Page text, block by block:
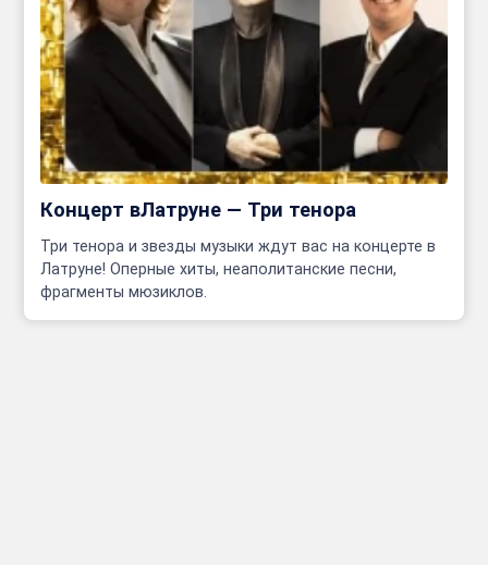
Концерт вЛатруне — Три тенора
Три тенора и звезды музыки ждут вас на концерте в
Латруне! Оперные хиты, неаполитанские песни,
фрагменты мюзиклов.